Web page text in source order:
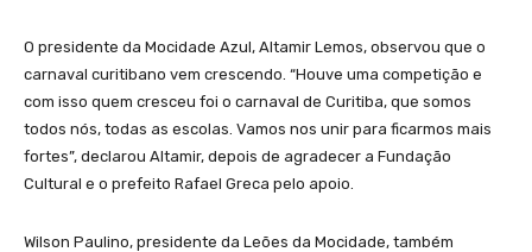
O presidente da Mocidade Azul, Altamir Lemos, observou que o
carnaval curitibano vem crescendo. “Houve uma competição e
com isso quem cresceu foi o carnaval de Curitiba, que somos
todos nós, todas as escolas. Vamos nos unir para ficarmos mais
fortes”, declarou Altamir, depois de agradecer a Fundação
Cultural e o prefeito Rafael Greca pelo apoio.
Wilson Paulino, presidente da Leões da Mocidade, também